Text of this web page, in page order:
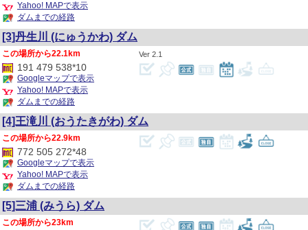
Yahoo! MAPで表示
ダムまでの経路
[3]丹生川 (にゅうかわ) ダム
2.1
22.1km
191 479 538*10
Googleマップで表示
Yahoo! MAPで表示
ダムまでの経路
[4]王滝川 (おうたきがわ) ダム
22.9km
772 505 272*48
Googleマップで表示
Yahoo! MAPで表示
ダムまでの経路
[5]三浦 (みうら) ダム
23km